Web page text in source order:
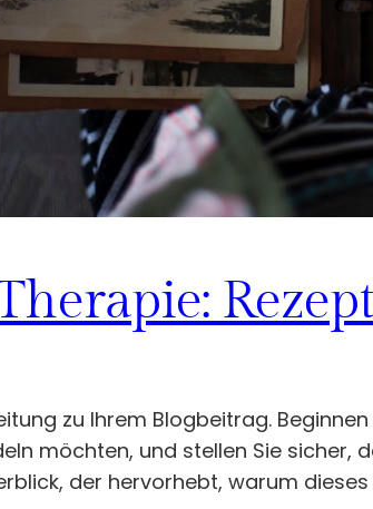
zu Ihrem Blogbeitrag.
möchten, und stellen Sie sicher,
der hervorhebt, warum